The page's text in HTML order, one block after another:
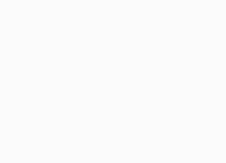
Calon Dewan